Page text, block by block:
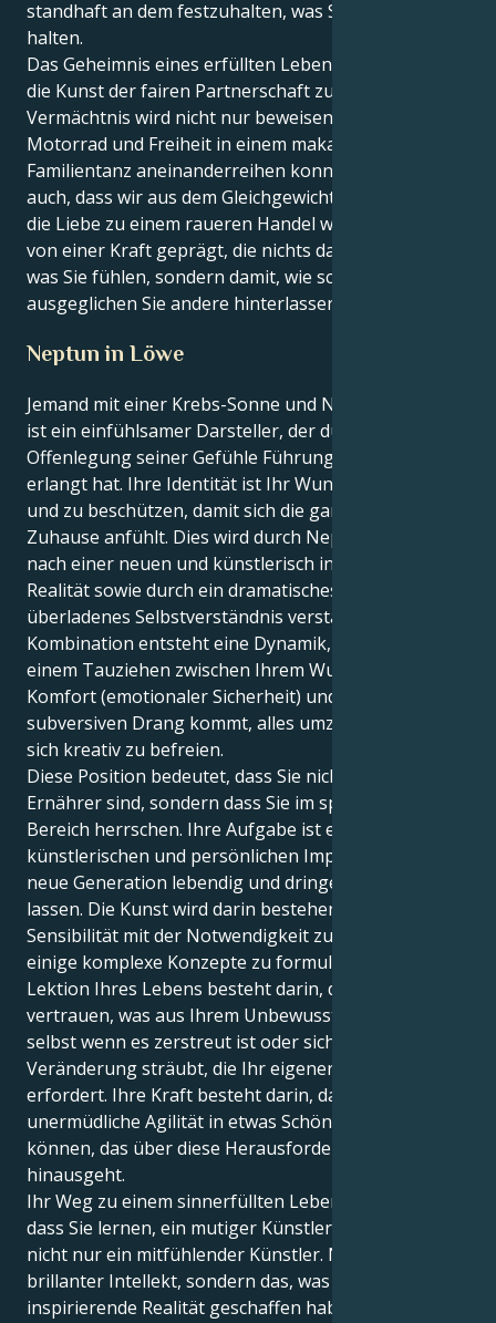
standhaft an dem festzuhalten, was Sie für richtig
halten.
Das Geheimnis eines erfüllten Lebens besteht darin,
die Kunst der fairen Partnerschaft zu erlernen. Ihr
Vermächtnis wird nicht nur beweisen, dass Sie
Motorrad und Freiheit in einem makabren
Familientanz aneinanderreihen konnten, sondern
auch, dass wir aus dem Gleichgewicht geraten, wenn
die Liebe zu einem raueren Handel wird; Ihre Form ist
von einer Kraft geprägt, die nichts damit zu tun hat,
was Sie fühlen, sondern damit, wie schön
ausgeglichen Sie andere hinterlassen.
Neptun in Löwe
Jemand mit einer Krebs-Sonne und Neptun in Löwe
ist ein einfühlsamer Darsteller, der durch die
Offenlegung seiner Gefühle Führungsqualitäten
erlangt hat. Ihre Identität ist Ihr Wunsch, zu nähren
und zu beschützen, damit sich die ganze Welt wie ein
Zuhause anfühlt. Dies wird durch Neptuns Drang
nach einer neuen und künstlerisch inspirierten
Realität sowie durch ein dramatisches und
überladenes Selbstverständnis verstärkt. In dieser
Kombination entsteht eine Dynamik, bei der es zu
einem Tauziehen zwischen Ihrem Wunsch nach
Komfort (emotionaler Sicherheit) und dem starken,
subversiven Drang kommt, alles umzuwerfen, um
sich kreativ zu befreien.
Diese Position bedeutet, dass Sie nicht nur ein
Ernährer sind, sondern dass Sie im spirituellen
Bereich herrschen. Ihre Aufgabe ist es, Ihre tiefsten
künstlerischen und persönlichen Impulse für eine
neue Generation lebendig und dringend werden zu
lassen. Die Kunst wird darin bestehen, Ihre
Sensibilität mit der Notwendigkeit zu verbinden,
einige komplexe Konzepte zu formulieren. Die
Lektion Ihres Lebens besteht darin, dem zu
vertrauen, was aus Ihrem Unbewussten aufsteigt,
selbst wenn es zerstreut ist oder sich gegen die
Veränderung sträubt, die Ihr eigener Traum
erfordert. Ihre Kraft besteht darin, dass Sie Ihre
unermüdliche Agilität in etwas Schönes verwandeln
können, das über diese Herausforderung
hinausgeht.
Ihr Weg zu einem sinnerfüllten Leben setzt voraus,
dass Sie lernen, ein mutiger Künstler zu sein und
nicht nur ein mitfühlender Künstler. Nicht Ihr
brillanter Intellekt, sondern das, was Sie als
inspirierende Realität geschaffen haben. Wenn Sie